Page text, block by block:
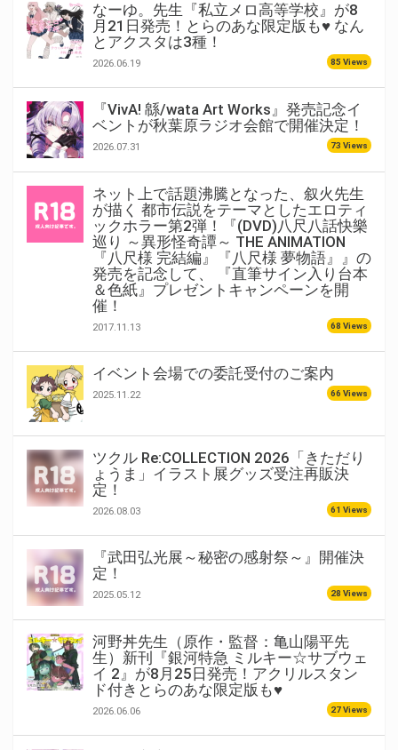
なーゆ。先生『私立メロ高等学校』が8
月21日発売！とらのあな限定版も♥ なん
とアクスタは3種！
2026.06.19 85 Views
『VivA! 緜/wata Art Works』発売記念イ
ベントが秋葉原ラジオ会館で開催決定！
2026.07.31 73 Views
ネット上で話題沸騰となった、叙火先生
が描く 都市伝説をテーマとしたエロティ
ックホラー第2弾！『(DVD)八尺八話快樂
巡り ～異形怪奇譚～ THE ANIMATION
『八尺様 完結編』『八尺様 夢物語』』の
発売を記念して、 『直筆サイン入り台本
＆色紙』プレゼントキャンペーンを開
催！
2017.11.13 68 Views
イベント会場での委託受付のご案内
2025.11.22 66 Views
ツクル Re:COLLECTION 2026「きただり
ょうま」イラスト展グッズ受注再販決
定！
2026.08.03 61 Views
『武田弘光展～秘密の感射祭～』開催決
定！
2025.05.12 28 Views
河野丼先生（原作・監督：亀山陽平先
生）新刊『銀河特急 ミルキー☆サブウェ
イ 2』が8月25日発売！アクリルスタン
ド付きとらのあな限定版も♥
2026.06.06 27 Views